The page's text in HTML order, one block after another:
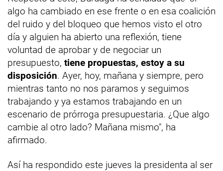
algo ha cambiado en ese frente o en esa coalición
del ruido y del bloqueo que hemos visto el otro
día y alguien ha abierto una reflexión, tiene
voluntad de aprobar y de negociar un
presupuesto, tiene propuestas, estoy a su
disposición. Ayer, hoy, mañana y siempre, pero
mientras tanto no nos paramos y seguimos
trabajando y ya estamos trabajando en un
escenario de prórroga presupuestaria. ¿Que algo
cambie al otro lado? Mañana mismo", ha
afirmado.
Así ha respondido este jueves la presidenta al ser